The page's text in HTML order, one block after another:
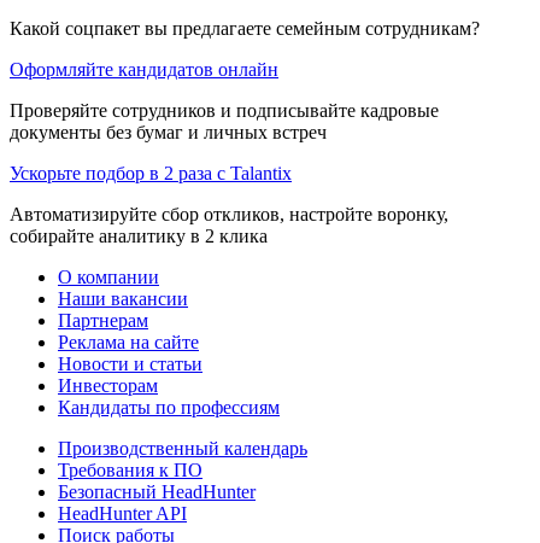
Какой соцпакет вы предлагаете семейным сотрудникам?
Оформляйте кандидатов онлайн
Проверяйте сотрудников и подписывайте кадровые
документы без бумаг и личных встреч
Ускорьте подбор в 2 раза с Talantix
Автоматизируйте сбор откликов, настройте воронку,
собирайте аналитику в 2 клика
О компании
Наши вакансии
Партнерам
Реклама на сайте
Новости и статьи
Инвесторам
Кандидаты по профессиям
Производственный календарь
Требования к ПО
Безопасный HeadHunter
HeadHunter API
Поиск работы